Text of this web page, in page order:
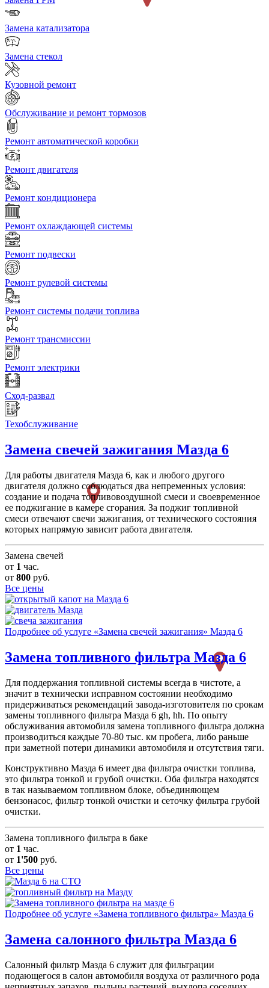
Замена катализатора
Замена стекол
Кузовной ремонт
Обслуживание и ремонт тормозов
Ремонт автоматической коробки
Ремонт двигателя
Ремонт кондиционера
Ремонт охлаждающей системы
Ремонт подвески
Ремонт рулевой системы
Ремонт системы подачи топлива
Ремонт трансмиссии
Ремонт электрики
Сход-развал
Техобслуживание
Замена свечей зажигания Мазда 6
Для работы двигателя Мазда 6, как и любого другого
двигателя должно соблюдаться два непременных условия:
создание и подача топливовоздушной смеси и своевременное
ее поджигание в камере сгорания. За поджиг топливной
смеси отвечают свечи зажигания, от технического состояния
которых напрямую зависит работа двигателя.
Замена свечей
от 1 час.
от 800 руб.
Все цены
Подробнее об услуге «Замена свечей зажигания» Мазда 6
Замена топливного фильтра Мазда 6
Для поддержания топливной системы всегда в чистоте, а
значит в технически исправном состоянии необходимо
придерживаться рекомендаций завода-изготовителя по срокам
замены топливного фильтра Мазда 6 gh, hh. По опыту
обслуживания автомобиля замена топливного фильтра должна
производиться каждые 70-80 тыс. км пробега, либо раньше
при заметной потери динамики автомобиля и отсутствия тяги.
Конструктивно Мазда 6 имеет два фильтра очистки топлива,
это фильтра тонкой и грубой очистки. Оба фильтра находятся
в так называемом топливном блоке, объединяющем
бензонасос, фильтр тонкой очистки и сеточку фильтра грубой
очистки.
Замена топливного фильтра в баке
от 1 час.
от 1'500 руб.
Все цены
Подробнее об услуге «Замена топливного фильтра» Мазда 6
Замена салонного фильтра Мазда 6
Салонный фильтр Мазда 6 служит для фильтрации
подающегося в салон автомобиля воздуха от различного рода